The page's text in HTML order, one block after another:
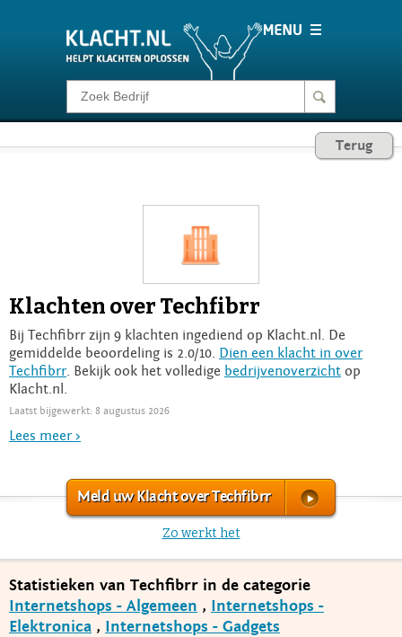
Klacht melden
Login
Terug
Klachten over Techfibrr
Bij Techfibrr zijn 9 klachten ingediend op Klacht.nl. De
gemiddelde beoordeling is 2.0/10. Dien een klacht in over
Techfibrr. Bekijk ook het volledige bedrijvenoverzicht op
Klacht.nl.
Laatst bijgewerkt: 8 augustus 2026
Lees meer >
Meld uw Klacht over Techfibrr
Zo werkt het
Statistieken van Techfibrr in de categorie
Internetshops - Algemeen , Internetshops -
Elektronica , Internetshops - Gadgets